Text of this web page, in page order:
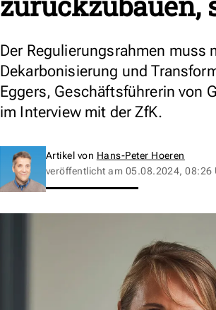
Der Regulierungsrahmen muss
Dekarbonisierung und
Eggers, Geschäftsführerin von
im Interview mit der ZfK.
Artikel von Hans-Peter Hoeren
veröffentlicht am 05.08.2024, 08:26